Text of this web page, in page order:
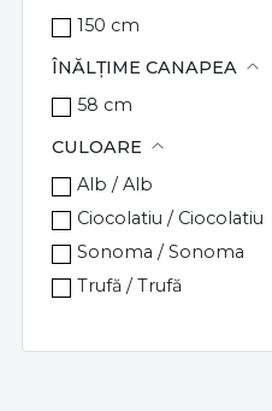
150 cm
ÎNĂLȚIME CANAPEA
58 cm
CULOARE
Alb / Alb
Ciocolatiu / Ciocolatiu
Sonoma / Sonoma
Trufă / Trufă